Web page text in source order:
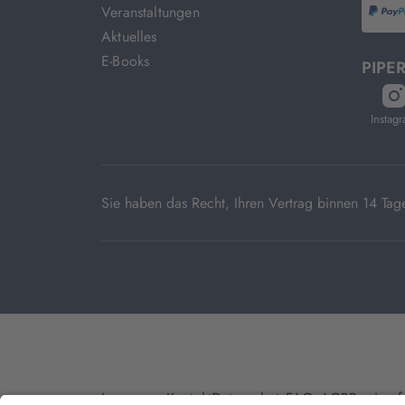
Veranstaltungen
Aktuelles
E-Books
in
Sie haben das Recht, Ihren Vertrag binnen 14
ImpressumKontaktDatenschutzFAQsAGB